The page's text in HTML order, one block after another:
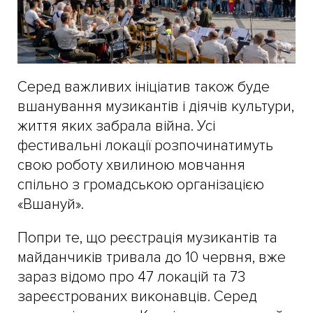
Серед важливих ініціатив також буде
вшанування музикантів і діячів культури,
життя яких забрала війна. Усі
фестивальні локації розпочинатимуть
свою роботу хвилиною мовчання
спільно з громадською організацією
«Вшануй».
Попри те, що реєстрація музикантів та
майданчиків тривала до 10 червня, вже
зараз відомо про 47 локацій та 73
зареєстрованих виконавців. Серед